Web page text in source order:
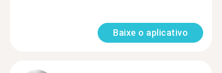
Baixe o aplicativo